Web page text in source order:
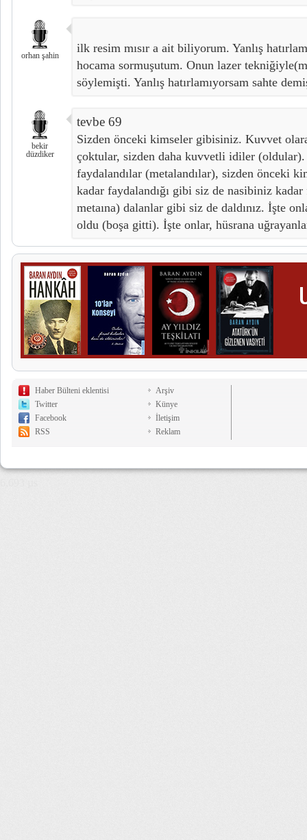
orhan şahin
ilk resim mısır a ait biliyorum. Yanlış
hocama sormuşutum. Onun lazer
söylemişti. Yanlış hatırlamıyorsam sahte
bekir
düzdiker
tevbe 69
Sizden önceki kimseler gibisiniz. Kuvvet
çoktular, sizden daha kuvvetli idiler
faydalandılar (metalandılar), sizden önceki
kadar faydalandığı gibi siz de nasibiniz kadar
metaına) dalanlar gibi siz de daldınız. İşte
oldu (boşa gitti). İşte onlar, hüsrana
Haber Bülteni eklentisi
Twitter
Facebook
RSS
Arşiv
Künye
İletişim
Reklam